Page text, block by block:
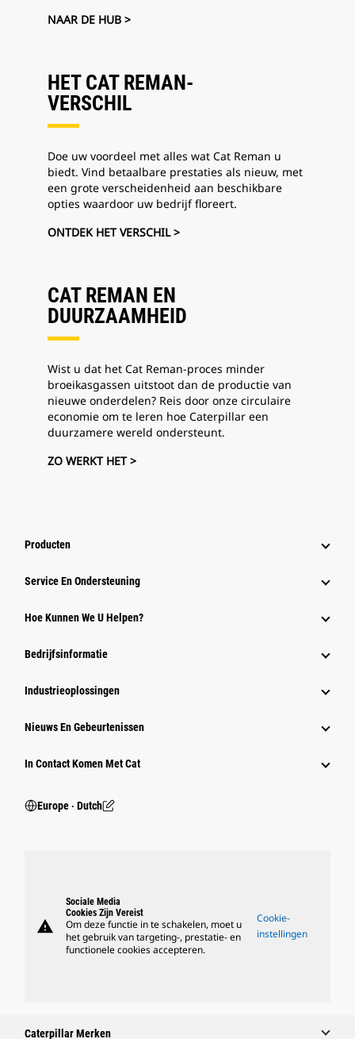
NAAR DE HUB >
HET CAT REMAN-
VERSCHIL
Doe uw voordeel met alles wat Cat Reman u
biedt. Vind betaalbare prestaties als nieuw, met
een grote verscheidenheid aan beschikbare
opties waardoor uw bedrijf floreert.
ONTDEK HET VERSCHIL >
CAT REMAN EN
DUURZAAMHEID
Wist u dat het Cat Reman-proces minder
broeikasgassen uitstoot dan de productie van
nieuwe onderdelen? Reis door onze circulaire
economie om te leren hoe Caterpillar een
duurzamere wereld ondersteunt.
ZO WERKT HET >
Producten
Service En Ondersteuning
Hoe Kunnen We U Helpen?
Bedrijfsinformatie
Industrieoplossingen
Nieuws En Gebeurtenissen
In Contact Komen Met Cat
Europe ‧ Dutch
warning
Sociale Media
Cookies Zijn Vereist
Om deze functie in te schakelen, moet u
het gebruik van targeting-, prestatie- en
functionele cookies accepteren.
Cookie-
instellingen
Caterpillar Merken